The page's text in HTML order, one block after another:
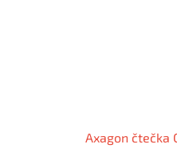
Axagon čtečka